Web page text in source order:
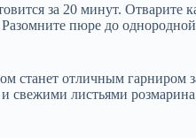
за 20 минут. Отварите
пюре до
станет отличным гарниром
свежими листьями